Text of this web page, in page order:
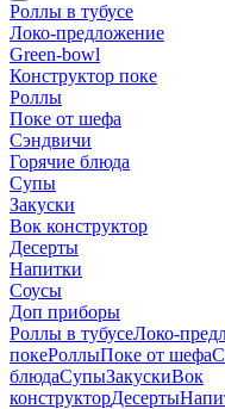
Роллы в тубусе
Локо-предложение
Green-bowl
Конструктор поке
Роллы
Поке от шефа
Сэндвичи
Горячие блюда
Супы
Закуски
Вок конструктор
Десерты
Напитки
Соусы
Доп приборы
Роллы в тубусеЛоко-
покеРоллыПоке от шефа
блюдаСупыЗакускиВок
конструкторДесерты